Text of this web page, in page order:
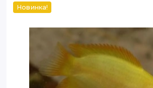
Гурами
(Trichogaster
Новинка!